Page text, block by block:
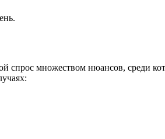
спрос множеством нюансов, среди